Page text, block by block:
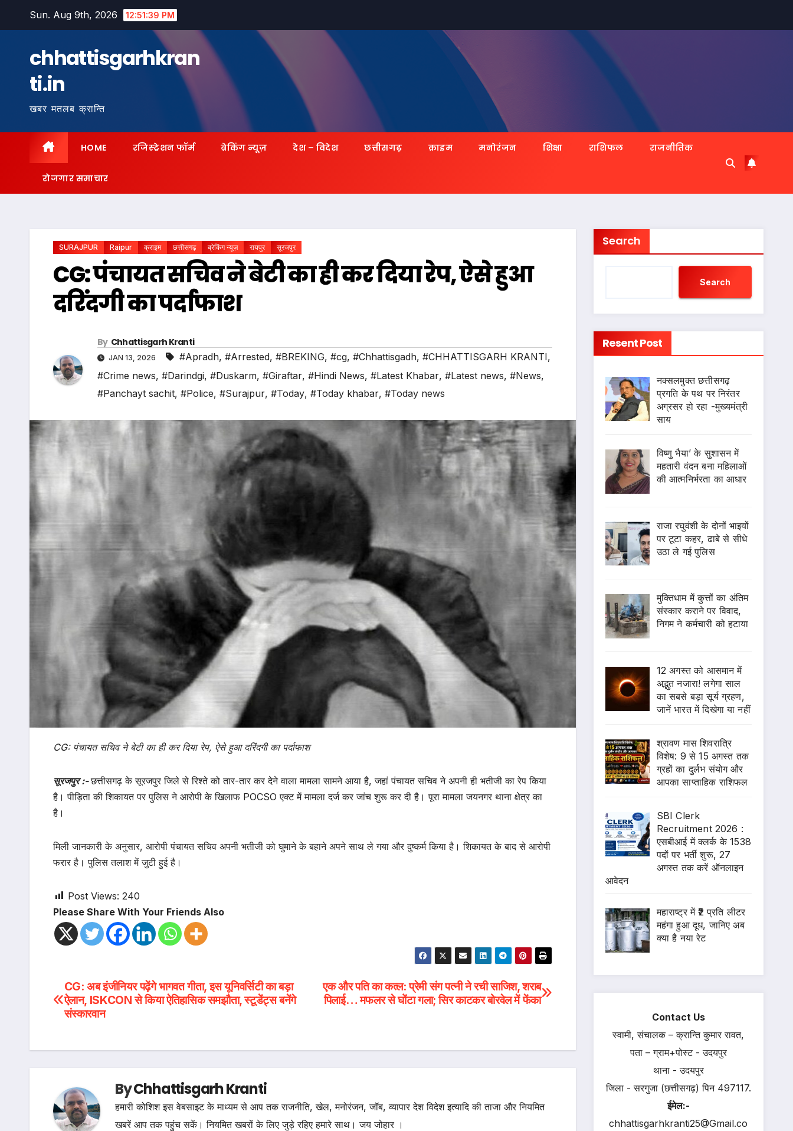
Sun. Aug 9th, 2026 12:51:41 PM
chhattisgarhkran
ti.in
खबर मतलब क्रान्ति
HOME रजिस्ट्रेशन फॉर्म ब्रेकिंग न्यूज़ देश – विदेश छत्तीसगढ़ क्राइम मनोरंजन शिक्षा राशिफल राजनीतिक
रोजगार समाचार
SURAJPUR Raipur क्राइम छत्तीसगढ़ ब्रेकिंग न्यूज़ रायपुर सूरजपुर
CG: पंचायत सचिव ने बेटी का ही कर दिया रेप, ऐसे हुआ
दरिंदगी का पर्दाफाश
By Chhattisgarh Kranti
JAN 13, 2026 #Apradh, #Arrested, #BREKING, #cg, #Chhattisgadh, #CHHATTISGARH KRANTI,
#Crime news, #Darindgi, #Duskarm, #Giraftar, #Hindi News, #Latest Khabar, #Latest news, #News,
#Panchayt sachit, #Police, #Surajpur, #Today, #Today khabar, #Today news
CG: पंचायत सचिव ने बेटी का ही कर दिया रेप, ऐसे हुआ दरिंदगी का पर्दाफाश
सूरजपुर :- छत्तीसगढ़ के सूरजपुर जिले से रिश्ते को तार-तार कर देने वाला मामला सामने आया है, जहां पंचायत सचिव ने अपनी ही भतीजी का रेप किया
है। पीड़िता की शिकायत पर पुलिस ने आरोपी के खिलाफ POCSO एक्ट में मामला दर्ज कर जांच शुरू कर दी है। पूरा मामला जयनगर थाना क्षेत्र का
है।
मिली जानकारी के अनुसार, आरोपी पंचायत सचिव अपनी भतीजी को घुमाने के बहाने अपने साथ ले गया और दुष्कर्म किया है। शिकायत के बाद से आरोपी
फरार है। पुलिस तलाश में जुटी हुई है।
Post Views: 240
Please Share With Your Friends Also
Post
navigation
एक और पति का कत्ल: प्रेमी संग पत्नी ने रची साजिश, शराब
पिलाई… मफलर से घोंटा गला; सिर काटकर बोरवेल में फेंका
CG: अब इंजीनियर पढ़ेंगे भागवत गीता, इस यूनिवर्सिटी का बड़ा
ऐलान, ISKCON से किया ऐतिहासिक समझौता, स्टूडेंट्स बनेंगे
संस्कारवान
ByChhattisgarh Kranti
हमारी कोशिश इस वेबसाइट के माध्यम से आप तक राजनीति, खेल, मनोरंजन, जॉब, व्यापार देश विदेश इत्यादि की ताजा और नियमित
खबरें आप तक पहुंच सकें। नियमित खबरों के लिए जुड़े रहिए हमारे साथ। जय जोहार ।
Search
Search
Resent Post
नक्सलमुक्त छत्तीसगढ़
प्रगति के पथ पर निरंतर
अग्रसर हो रहा -मुख्यमंत्री
साय
विष्णु भैया’ के सुशासन में
महतारी वंदन बना महिलाओं
की आत्मनिर्भरता का आधार
राजा रघुवंशी के दोनों भाइयों
पर टूटा कहर, ढाबे से सीधे
उठा ले गई पुलिस
मुक्तिधाम में कुत्तों का अंतिम
संस्कार कराने पर विवाद,
निगम ने कर्मचारी को हटाया
12 अगस्त को आसमान में
अद्भुत नजारा! लगेगा साल
का सबसे बड़ा सूर्य ग्रहण,
जानें भारत में दिखेगा या नहीं
श्रावण मास शिवरात्रि
विशेष: 9 से 15 अगस्त तक
ग्रहों का दुर्लभ संयोग और
आपका साप्ताहिक राशिफल
SBI Clerk
Recruitment 2026 :
एसबीआई में क्लर्क के 1538
पदों पर भर्ती शुरू, 27
अगस्त तक करें ऑनलाइन
आवेदन
महाराष्ट्र में ₹2 प्रति लीटर
महंगा हुआ दूध, जानिए अब
क्या है नया रेट
Contact Us
स्वामी, संचालक – क्रान्ति कुमार रावत,
पता – ग्राम+पोस्ट - उदयपुर
थाना - उदयपुर
जिला - सरगुजा (छत्तीसगढ़) पिन 497117.
ईमेल:-
chhattisgarhkranti25@Gmail.co